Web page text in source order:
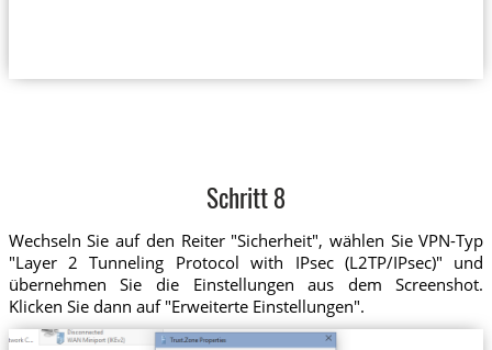
Schritt 8
Wechseln Sie auf den Reiter "Sicherheit", wählen Sie VPN-Typ
"Layer 2 Tunneling Protocol with IPsec (L2TP/IPsec)" und
übernehmen Sie die Einstellungen aus dem Screenshot.
Klicken Sie dann auf "Erweiterte Einstellungen".